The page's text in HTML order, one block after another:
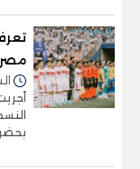
مصر
السبت